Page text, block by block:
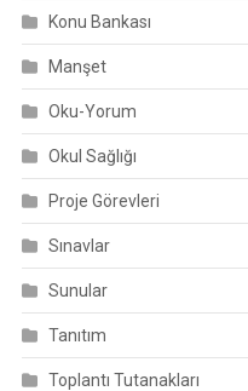
Konu Bankası
Manşet
Oku-Yorum
Okul Sağlığı
Proje Görevleri
Sınavlar
Sunular
Tanıtım
Toplantı Tutanakları